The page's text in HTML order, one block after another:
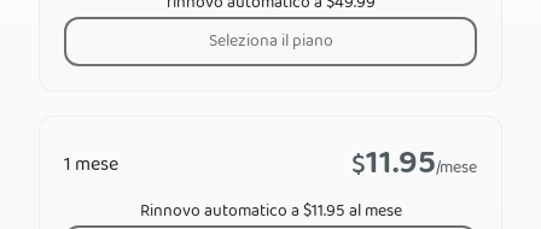
1 mese $11.95/mese
Rinnovo automatico a $11.95 al mese
Seleziona il piano